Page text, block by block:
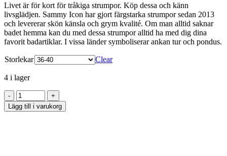
Livet är för kort för tråkiga strumpor. Köp dessa och känn
livsglädjen. Sammy Icon har gjort färgstarka strumpor sedan 2013
och levererar skön känsla och grym kvalité. Om man alltid saknar
badet hemma kan du med dessa strumpor alltid ha med dig dina
favorit badartiklar. I vissa länder symboliserar ankan tur och pondus.
Storlekar Clear
4 i lager
Lägg till i varukorg